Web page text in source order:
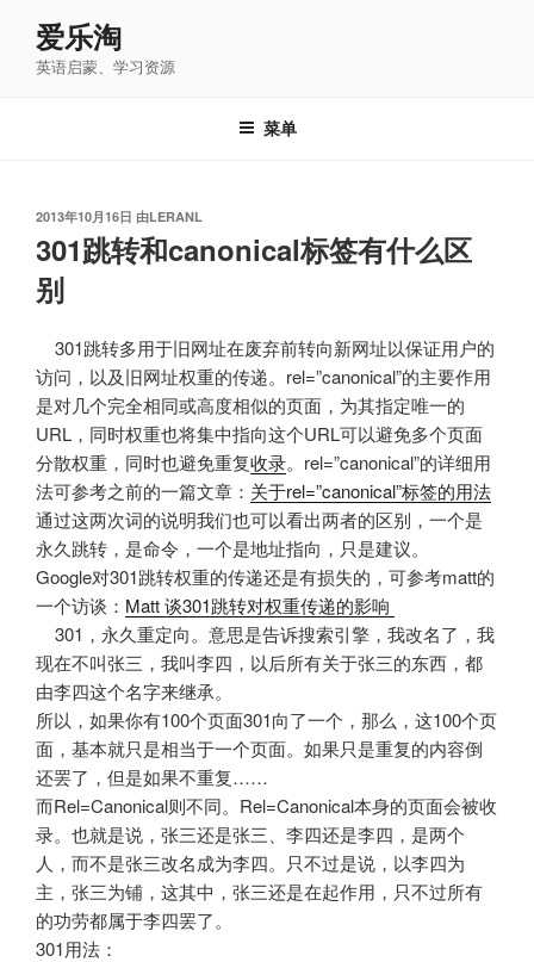
爱乐淘
英语启蒙、学习资源
菜单
发
于
2013年10月16日 由LERANL
301跳转和canonical标签有什么区
别
301跳转多用于旧网址在废弃前转向新网址以保证用户的
访问，以及旧网址权重的传递。rel=”canonical”的主要作用
是对几个完全相同或高度相似的页面，为其指定唯一的
URL，同时权重也将集中指向这个URL可以避免多个页面
分散权重，同时也避免重复收录。rel=”canonical”的详细用
法可参考之前的一篇文章： 关于rel=”canonical”标签的用法
通过这两次词的说明我们也可以看出两者的区别，一个是
永久跳转，是命令，一个是地址指向，只是建议。
Google对301跳转权重的传递还是有损失的，可参考matt的
一个访谈： Matt 谈301跳转对权重传递的影响
301，永久重定向。意思是告诉搜索引擎，我改名了，我
现在不叫张三，我叫李四，以后所有关于张三的东西，都
由李四这个名字来继承。
所以，如果你有100个页面301向了一个，那么，这100个页
面，基本就只是相当于一个页面。如果只是重复的内容倒
还罢了，但是如果不重复……
而Rel=Canonical则不同。Rel=Canonical本身的页面会被收
录。也就是说，张三还是张三、李四还是李四，是两个
人，而不是张三改名成为李四。只不过是说，以李四为
主，张三为铺，这其中，张三还是在起作用，只不过所有
的功劳都属于李四罢了。
301用法：